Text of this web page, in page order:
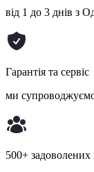
від 1 до 3 днів з
Гарантія та сервіс
ми
500+ задоволених